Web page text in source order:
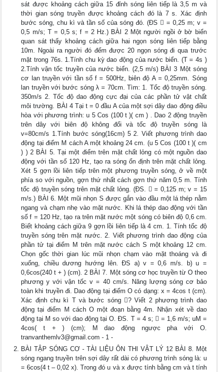
sát được khoảng cách giữa 15 đỉnh sóng liên tiếp là 3,5 m và
thời gian sóng truyền được khoảng cách đó là 7 s. Xác định
bước sóng, chu kì và tần số của sóng đó. (ĐS  = 0,25 m; v =
0,5 m/s; T = 0,5 s; f = 2 Hz.) BÀI 2 Một người ngồi ở bờ biển
quan sát thấy khoảng cách giữa hai ngọn sóng liên tiếp bằng
10m. Ngoài ra người đó đếm được 20 ngọn sóng đi qua trước
mặt trong 76s. 1.Tính chu kỳ dao động của nước biển. (T = 4s )
2.Tính vận tốc truyền của nước biển. (2,5 m/s) BÀI 3 Một sóng
cơ lan truyền với tần số f = 500Hz, biên độ A = 0,25mm. Sóng
lan truyền với bước sóng λ = 70cm. Tìm: 1. Tốc độ truyền sóng.
350m/s 2. Tốc độ dao động cực đại của các phần tử vật chất
môi trường. BÀI 4 Tại t = 0 đầu A của một sợi dây dao động điều
hòa với phương trình: u 5 Cos (100 t )( cm ) . Dao 2 động truyền
trên dây với biên độ không đổi và tốc độ truyền sóng là
v=80cm/s 1.Tính bước sóng(16cm) 5 2. Viết phương trình dao
động tại điểm M cách A một khoảng 24 cm. (u 5 Cos (100 t )( cm
) ) 2 BÀI 5. Tại một điểm trên mặt chất lỏng có một nguồn dao
động với tần số 120 Hz, tạo ra sóng ổn định trên mặt chất lỏng.
Xét 5 gợn lồi liên tiếp trên một phương truyền sóng, ở về một
phía so với nguồn, gợn thứ nhất cách gợn thứ năm 0,5 m. Tính
tốc độ truyền sóng trên mặt chất lỏng. (ĐS.  = 0,125 m; v = 15
m/s.) BÀI 6. Một mũi nhọn S được gắn vào đầu một lá thép nằm
ngang và chạm nhẹ vào mặt nước. Khi lá thép dao động với tần
số f = 120 Hz, tạo ra trên mặt nước một sóng có biên độ 0,6 cm.
Biết khoảng cách giữa 9 gợn lồi liên tiếp là 4 cm. 1. Tính tốc độ
truyền sóng trên mặt nước. 2. Viết phương trình dao động của
phần tử tại điểm M trên mặt nước cách S một khoảng 12 cm.
Chọn gốc thời gian lúc mũi nhọn chạm vào mặt thoáng và đi
xuống, chiều dương hướng lên. ĐS a) v = 0,6 m/s. b) u =
0,6cos(240 t + ) (cm). 2 BÀI 7. Một sóng cơ học truyền từ O theo
phương y với vận tốc v = 40 cm/s. Năng lượng sóng cơ bảo
toàn khi truyền đi. Dao động tại điểm O có dạng: x = 4cos t (cm).
Xác định chu kì T và bước sóng ? Viết 2 phương trình dao
động tại điểm M cách O một đoạn bằng 4m. Nhận xét về dao
động tại M so với dao động tại O. ĐS. T = 4 s;  = 1,6 m/s; uM =
4cos( t + ) (cm); M dao động ngược pha với O.
tranvanthemlv3@gmail.com - 1 -
BÀI TẬP SÓNG CƠ - TÀI LIỆU ÔN THI VẬT LÝ 12 BÀI 8. Một
sóng ngang truyền trên sợi dây rất dài có phương trình sóng là: u
= 6cos(4 t – 0,02 x). Trong đó u và x được tính bằng cm và t tính